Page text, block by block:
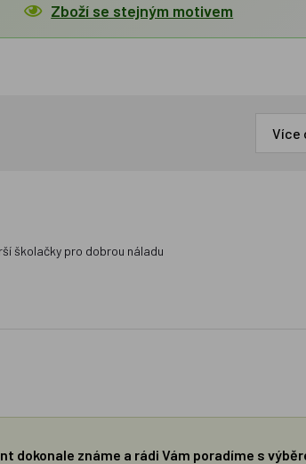
Zboží se stejným motivem
Více
školačky pro dobrou náladu
dokonale známe a rádi Vám poradíme s